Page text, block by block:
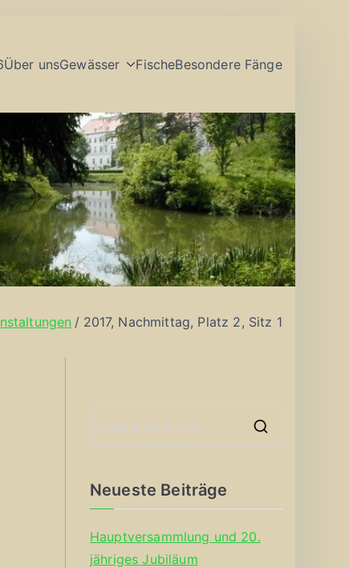
Über unsGewässer FischeBesondere Fänge
2017, Nachmittag, Platz 2, Sitz 1
Neueste Beiträge
Hauptversammlung und 20.
jähriges Jubiläum